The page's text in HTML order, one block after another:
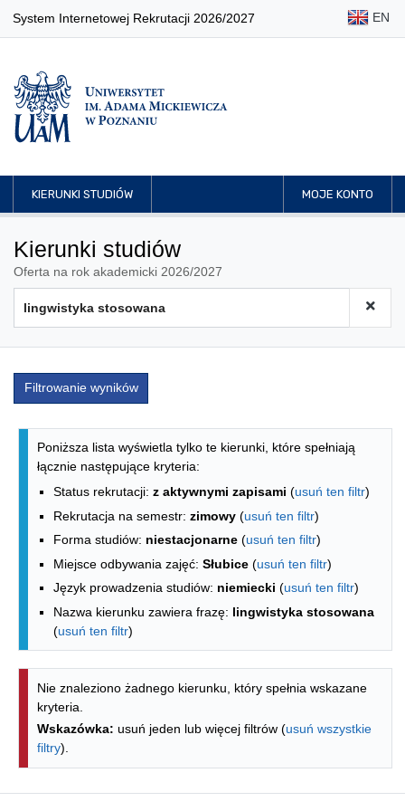
System Internetowej Rekrutacji 2026/2027 EN
KIERUNKI STUDIÓW MOJE KONTO
Kierunki studiów
Oferta na rok akademicki 2026/2027
Filtrowanie wyników
Lista kierunków - indeks alfabetyczny
Poniższa lista wyświetla tylko te kierunki, które spełniają
łącznie następujące kryteria:
Status rekrutacji: z aktywnymi zapisami (usuń ten filtr)
Rekrutacja na semestr: zimowy (usuń ten filtr)
Forma studiów: niestacjonarne (usuń ten filtr)
Miejsce odbywania zajęć: Słubice (usuń ten filtr)
Język prowadzenia studiów: niemiecki (usuń ten filtr)
Nazwa kierunku zawiera frazę: lingwistyka stosowana
(usuń ten filtr)
Nie znaleziono żadnego kierunku, który spełnia wskazane
kryteria.
Wskazówka: usuń jeden lub więcej filtrów (usuń wszystkie
filtry).